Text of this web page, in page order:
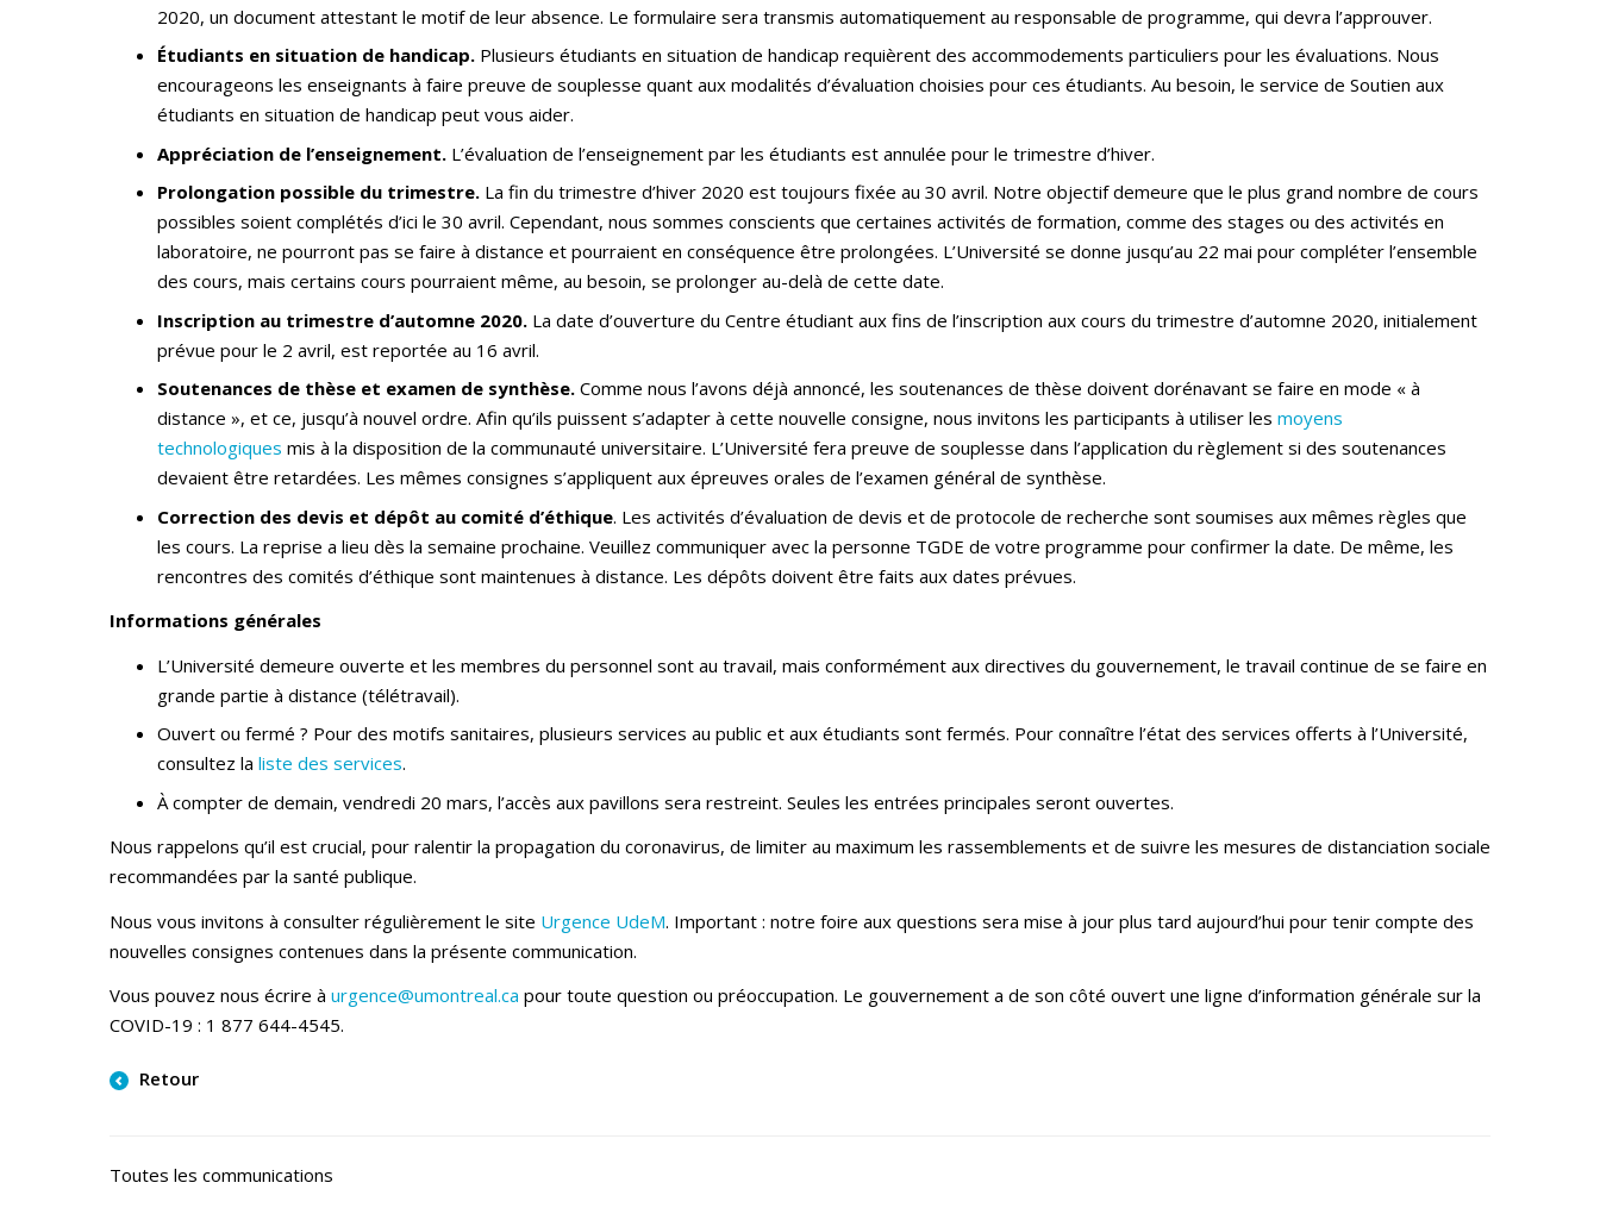
2020, un document attestant le motif de leur absence. Le formulaire sera transmis automatiquement au responsable de programme, qui devra l’approuver.
Étudiants en situation de handicap. Plusieurs étudiants en situation de handicap requièrent des accommodements particuliers pour les évaluations. Nous
encourageons les enseignants à faire preuve de souplesse quant aux modalités d’évaluation choisies pour ces étudiants. Au besoin, le service de Soutien aux
étudiants en situation de handicap peut vous aider.
Appréciation de l’enseignement. L’évaluation de l’enseignement par les étudiants est annulée pour le trimestre d’hiver.
Prolongation possible du trimestre. La fin du trimestre d’hiver 2020 est toujours fixée au 30 avril. Notre objectif demeure que le plus grand nombre de cours
possibles soient complétés d’ici le 30 avril. Cependant, nous sommes conscients que certaines activités de formation, comme des stages ou des activités en
laboratoire, ne pourront pas se faire à distance et pourraient en conséquence être prolongées. L’Université se donne jusqu’au 22 mai pour compléter l’ensemble
des cours, mais certains cours pourraient même, au besoin, se prolonger au-delà de cette date.
Inscription au trimestre d’automne 2020. La date d’ouverture du Centre étudiant aux fins de l’inscription aux cours du trimestre d’automne 2020, initialement
prévue pour le 2 avril, est reportée au 16 avril.
Soutenances de thèse et examen de synthèse. Comme nous l’avons déjà annoncé, les soutenances de thèse doivent dorénavant se faire en mode « à
distance », et ce, jusqu’à nouvel ordre. Afin qu’ils puissent s’adapter à cette nouvelle consigne, nous invitons les participants à utiliser les moyens
technologiques mis à la disposition de la communauté universitaire. L’Université fera preuve de souplesse dans l’application du règlement si des soutenances
devaient être retardées. Les mêmes consignes s’appliquent aux épreuves orales de l’examen général de synthèse.
Correction des devis et dépôt au comité d’éthique. Les activités d’évaluation de devis et de protocole de recherche sont soumises aux mêmes règles que
les cours. La reprise a lieu dès la semaine prochaine. Veuillez communiquer avec la personne TGDE de votre programme pour confirmer la date. De même, les
rencontres des comités d’éthique sont maintenues à distance. Les dépôts doivent être faits aux dates prévues.
Informations générales
L’Université demeure ouverte et les membres du personnel sont au travail, mais conformément aux directives du gouvernement, le travail continue de se faire en
grande partie à distance (télétravail).
Ouvert ou fermé ? Pour des motifs sanitaires, plusieurs services au public et aux étudiants sont fermés. Pour connaître l’état des services offerts à l’Université,
consultez la liste des services.
À compter de demain, vendredi 20 mars, l’accès aux pavillons sera restreint. Seules les entrées principales seront ouvertes.
Nous rappelons qu’il est crucial, pour ralentir la propagation du coronavirus, de limiter au maximum les rassemblements et de suivre les mesures de distanciation sociale
recommandées par la santé publique.
Nous vous invitons à consulter régulièrement le site Urgence UdeM. Important : notre foire aux questions sera mise à jour plus tard aujourd’hui pour tenir compte des
nouvelles consignes contenues dans la présente communication.
Vous pouvez nous écrire à urgence@umontreal.ca pour toute question ou préoccupation. Le gouvernement a de son côté ouvert une ligne d’information générale sur la
COVID-19 : 1 877 644-4545.
Retour
Toutes les communications